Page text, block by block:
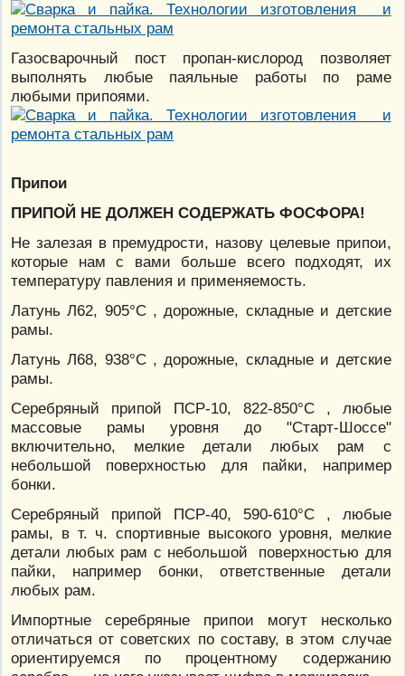
Газосварочный пост пропан-кислород позволяет
выполнять любые паяльные работы по раме
любыми припоями.
Припои
ПРИПОЙ НЕ ДОЛЖЕН СОДЕРЖАТЬ ФОСФОРА!
Не залезая в премудрости, назову целевые припои,
которые нам с вами больше всего подходят, их
температуру павления и применяемость.
Латунь Л62, 905°С , дорожные, складные и детские
рамы.
Латунь Л68, 938°С , дорожные, складные и детские
рамы.
Серебряный припой ПСР-10, 822-850°С , любые
массовые рамы уровня до "Старт-Шоссе"
включительно, мелкие детали любых рам с
небольшой поверхностью для пайки, например
бонки.
Серебряный припой ПСР-40, 590-610°С , любые
рамы, в т. ч. спортивные высокого уровня, мелкие
детали любых рам с небольшой поверхностью для
пайки, например бонки, ответственные детали
любых рам.
Импортные серебряные припои могут несколько
отличаться от советских по составу, в этом случае
ориентируемся по процентному содержанию